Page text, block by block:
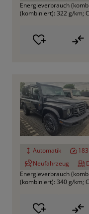
Energieverbrauch
(kombiniert): 322 g/km;
Automatik
Neufahrzeug
Energieverbrauch
(kombiniert): 340 g/km;